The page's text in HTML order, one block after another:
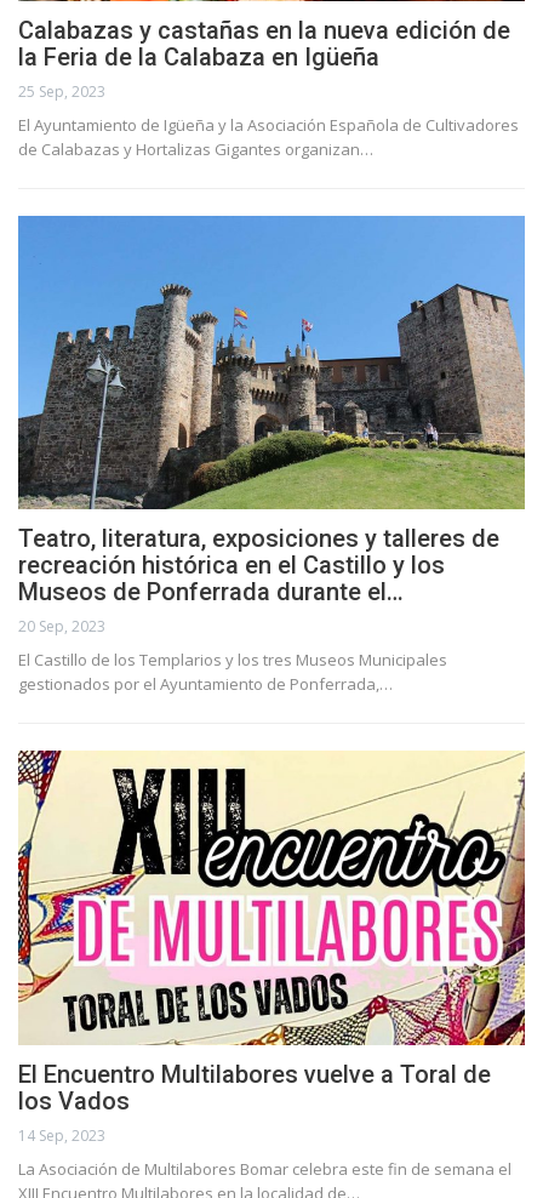
Calabazas y castañas en la nueva edición de
la Feria de la Calabaza en Igüeña
25 Sep, 2023
El Ayuntamiento de Igüeña y la Asociación Española de Cultivadores
de Calabazas y Hortalizas Gigantes organizan…
Teatro, literatura, exposiciones y talleres de
recreación histórica en el Castillo y los
Museos de Ponferrada durante el…
20 Sep, 2023
El Castillo de los Templarios y los tres Museos Municipales
gestionados por el Ayuntamiento de Ponferrada,…
El Encuentro Multilabores vuelve a Toral de
los Vados
14 Sep, 2023
La Asociación de Multilabores Bomar celebra este fin de semana el
XIII Encuentro Multilabores en la localidad de…